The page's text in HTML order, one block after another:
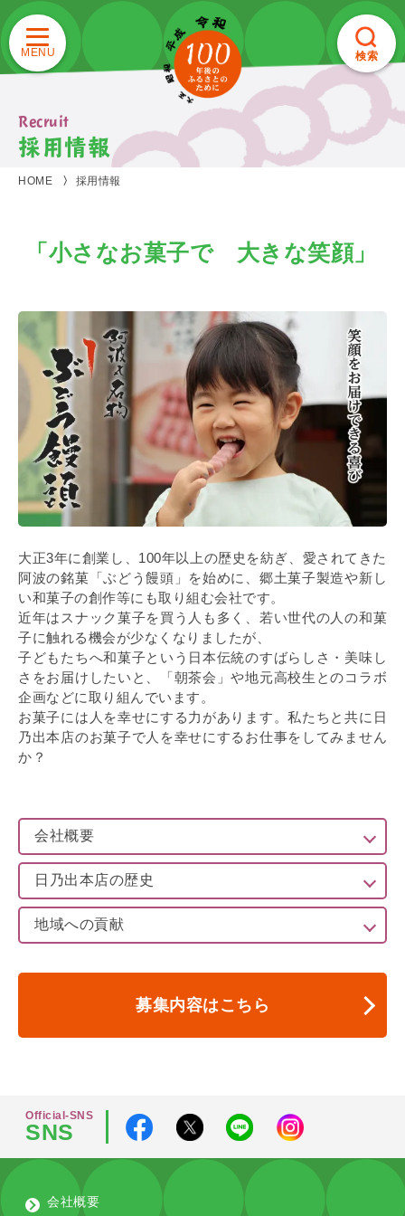
検索
Recruit
採用情報
HOME 採用情報
「小さなお菓子で 大きな笑顔」
大正3年に創業し、100年以上の歴史を紡ぎ、愛されてきた
阿波の銘菓「ぶどう饅頭」を始めに、郷土菓子製造や新し
い和菓子の創作等にも取り組む会社です。
近年はスナック菓子を買う人も多く、若い世代の人の和菓
子に触れる機会が少なくなりましたが、
子どもたちへ和菓子という日本伝統のすばらしさ・美味し
さをお届けしたいと、「朝茶会」や地元高校生とのコラボ
企画などに取り組んでいます。
お菓子には人を幸せにする力があります。私たちと共に日
乃出本店のお菓子で人を幸せにするお仕事をしてみません
か？
会社概要
日乃出本店の歴史
地域への貢献
募集内容はこちら
Official-SNS
SNS
会社概要